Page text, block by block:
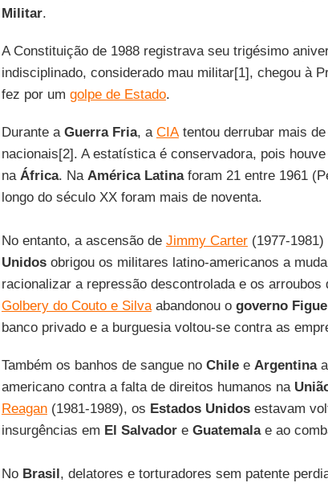
Militar.
A Constituição de 1988 registrava seu trigésimo
indisciplinado, considerado mau militar[1], chegou à
fez por um golpe de Estado.
Durante a Guerra Fria, a CIAtentou derrubar mais
nacionais[2]. A estatística é conservadora, pois
na África. Na América Latinaforam 21 entre 1961
longo do século XX foram mais de noventa.
No entanto, a ascensão de Jimmy Carter(1977-1981)
Unidosobrigou os militares latino-americanos a
racionalizar a repressão descontrolada e os arroubos
Golbery do Couto e Silvaabandonou o governo
banco privado e a burguesia voltou-se contra as
Também os banhos de sangue no Chilee Argentina
americano contra a falta de direitos humanos na
Reagan(1981-1989), os Estados Unidosestavam
insurgências em El Salvadore Guatemalae ao
No Brasil, delatores e torturadores sem patente